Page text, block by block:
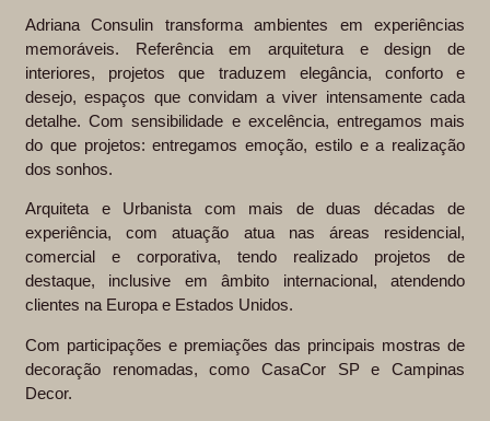
Adriana Consulin transforma ambientes em experiências
memoráveis. Referência em arquitetura e design de
interiores, projetos que traduzem elegância, conforto e
desejo, espaços que convidam a viver intensamente cada
detalhe. Com sensibilidade e excelência, entregamos mais
do que projetos: entregamos emoção, estilo e a realização
dos sonhos.
Arquiteta e Urbanista com mais de duas décadas de
experiência, com atuação atua nas áreas residencial,
comercial e corporativa, tendo realizado projetos de
destaque, inclusive em âmbito internacional, atendendo
clientes na Europa e Estados Unidos.
Com participações e premiações das principais mostras de
decoração renomadas, como CasaCor SP e Campinas
Decor.